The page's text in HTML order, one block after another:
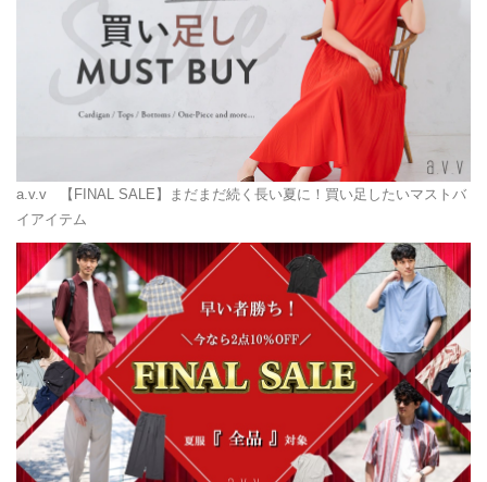
a.v.v 【FINAL SALE】まだまだ続く長い夏に！買い足したいマストバ
イアイテム